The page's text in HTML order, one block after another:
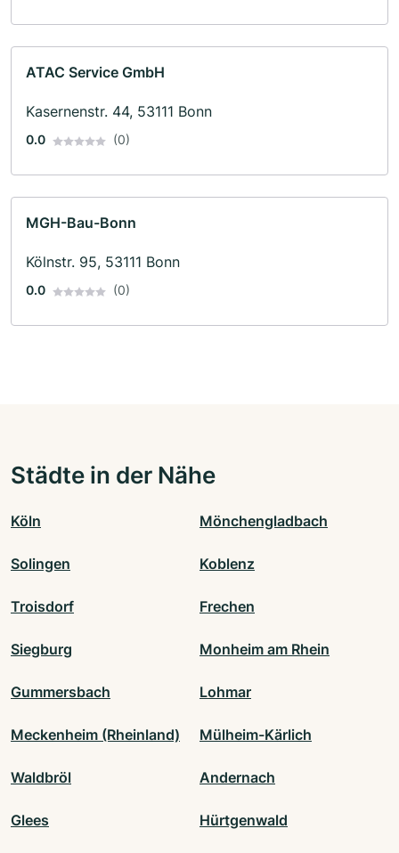
ATAC Service GmbH
Kasernenstr. 44, 53111 Bonn
0.0 (0)
MGH-Bau-Bonn
Kölnstr. 95, 53111 Bonn
0.0 (0)
Städte in der Nähe
Köln Mönchengladbach
Solingen Koblenz
Troisdorf Frechen
Siegburg Monheim am Rhein
Gummersbach Lohmar
Meckenheim (Rheinland) Mülheim-Kärlich
Waldbröl Andernach
Glees Hürtgenwald